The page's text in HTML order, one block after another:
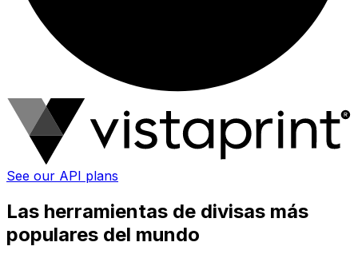
See our API plans
Las herramientas de divisas más
populares del mundo